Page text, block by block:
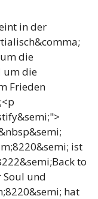
in der
die
um die
Frieden
ist
to
Soul und
hat